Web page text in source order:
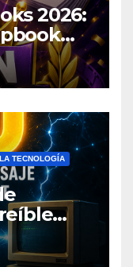
2026:
TECNOLOGÍA
que